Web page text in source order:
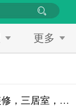
更多
新海阳东街，精装修，三居室，南北通透，拎包入住，单价低